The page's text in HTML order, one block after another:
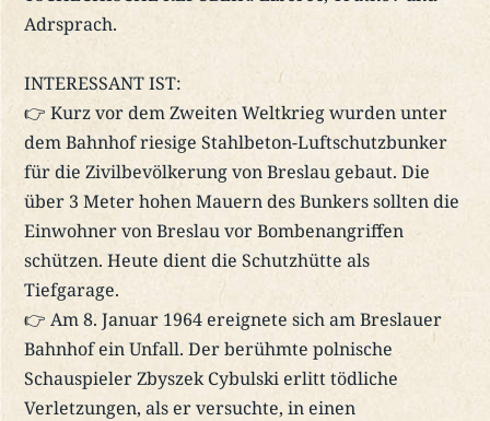
Adrsprach.
INTERESSANT IST:
👉 Kurz vor dem Zweiten Weltkrieg wurden unter
dem Bahnhof riesige Stahlbeton-Luftschutzbunker
für die Zivilbevölkerung von Breslau gebaut. Die
über 3 Meter hohen Mauern des Bunkers sollten die
Einwohner von Breslau vor Bombenangriffen
schützen. Heute dient die Schutzhütte als
Tiefgarage.
👉 Am 8. Januar 1964 ereignete sich am Breslauer
Bahnhof ein Unfall. Der berühmte polnische
Schauspieler Zbyszek Cybulski erlitt tödliche
Verletzungen, als er versuchte, in einen